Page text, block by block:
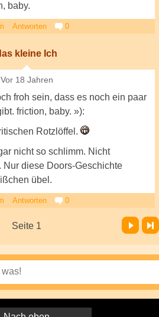
baby.
Antworten 0
kleine Ich
Vor 18 Jahren
froh sein, dass es noch ein paar
friction, baby. »):
Rotzlöffel.
nicht so schlimm. Nicht
Nur diese Doors-Geschichte
übel.
Antworten 0
Seite 1
Vor Letzte Seite